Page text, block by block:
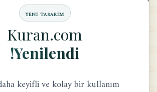
YENI TASARIM
Kuran.com
Yenilendi!
keyifli ve kolay bir kullanım